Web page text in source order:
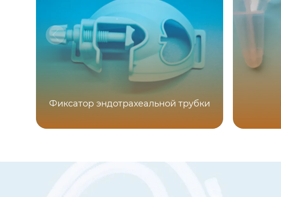
Фиксатор эндотрахеальной трубки